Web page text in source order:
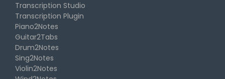
Transcription Studio
Transcription Plugin
Piano2Notes
Guitar2Tabs
Drum2Notes
Sing2Notes
Violin2Notes